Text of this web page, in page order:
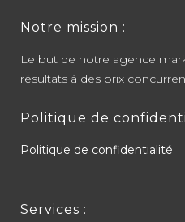
Notre mission :
Le but de notre agence
résultats à des prix
Politique de
Politique de confidentialité
Services :